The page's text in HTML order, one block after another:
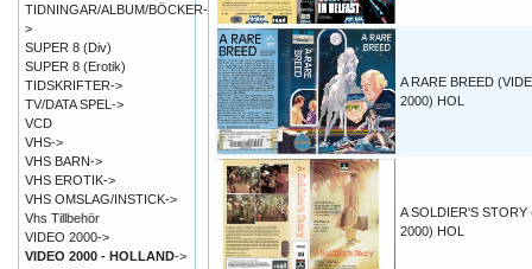
A RARE BREED
2000) HOL
A SOLDIER'S STORY
2000) HOL
TIDNINGAR/ALBUM/BÖCKER-
>
SUPER 8 (Div)
SUPER 8 (Erotik)
TIDSKRIFTER->
TV/DATA SPEL->
VCD
VHS->
VHS BARN->
VHS EROTIK->
VHS OMSLAG/INSTICK->
Vhs Tillbehör
VIDEO 2000->
VIDEO 2000 - HOLLAND->